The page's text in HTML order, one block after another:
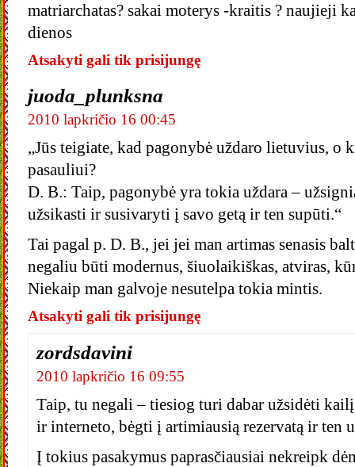
matriarchatas? sakai moterys -kraitis ? naujieji
dienos
Atsakyti gali tik prisijungę
juoda_plunksna
2010 lapkričio 16 00:45
„Jūs teigiate, kad pagonybė uždaro lietuvius, o
pasauliui?
D. B.: Taip, pagonybė yra tokia uždara –
užsikasti ir susivaryti į savo getą ir ten supūti.“
Tai pagal p. D. B., jei jei man artimas senasis
negaliu būti modernus, šiuolaikiškas, atviras,
Niekaip man galvoje nesutelpa tokia mintis.
Atsakyti gali tik prisijungę
zordsdavini
2010 lapkričio 16 09:55
Taip, tu negali – tiesiog turi dabar užsidėti
ir interneto, bėgti į artimiausią rezervatą ir ten
Į tokius pasakymus paprasčiausiai nekreipk